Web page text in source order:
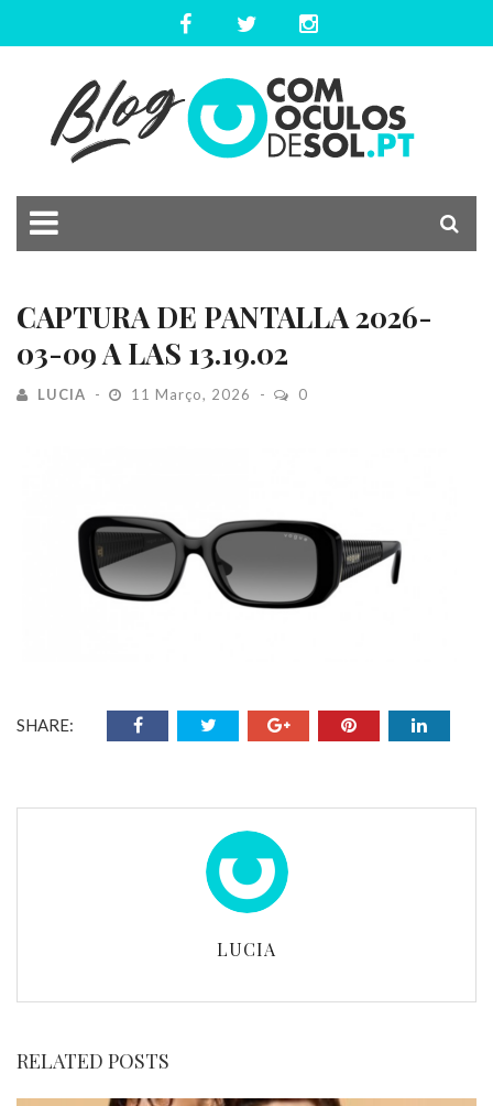
CAPTURA DE PANTALLA 2026-
03-09 A LAS 13.19.02
LUCIA 11 Março, 2026 0
SHARE:
LUCIA
RELATED POSTS